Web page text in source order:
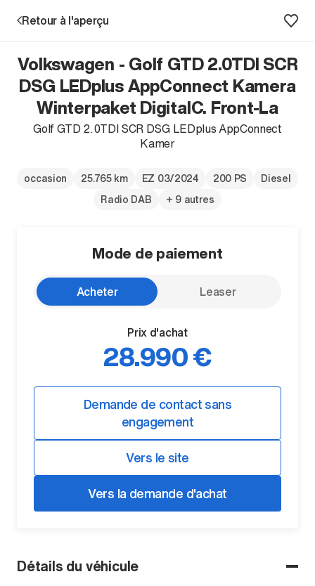
Prestations
Succursales
Recherche d'un véhicule
Retour à l'aperçu
Détails du véhicule
Volkswagen - Golf GTD 2.0TDI SCR
DSG LEDplus AppConnect Kamera
Winterpaket DigitalC. Front-La
Golf GTD 2.0TDI SCR DSG LEDplus AppConnect
Kamer
occasion 25.765 km EZ 03/2024 200 PS
Diesel
Radio DAB
+ 9 autres
Mode de paiement
Acheter Leaser
Prix d'achat
28.990 €
Demande de contact sans
engagement
Vers le site
Vers la demande d'achat